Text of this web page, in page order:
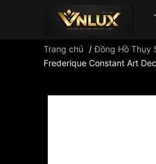
Trang chủ /Đồng Hồ Thụy
Frederique Constant Art